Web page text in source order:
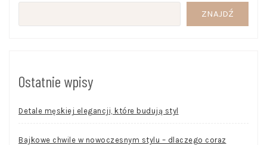
ZNAJDŹ
Ostatnie wpisy
Detale męskiej elegancji, które budują styl
Bajkowe chwile w nowoczesnym stylu – dlaczego coraz